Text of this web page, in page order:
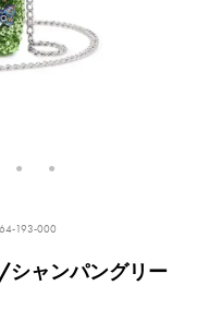
193-000
ャンパングリー